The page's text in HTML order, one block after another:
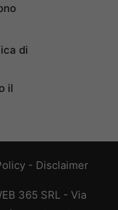
di
il
- Disclaimer
365 SRL - Via